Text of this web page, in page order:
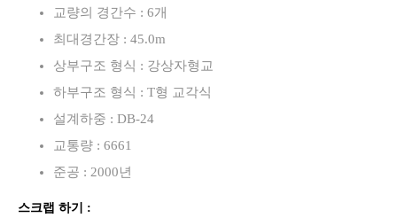
교량의 경간수 : 6개
최대경간장 : 45.0m
상부구조 형식 : 강상자형교
하부구조 형식 : T형 교각식
설계하중 : DB-24
교통량 : 6661
준공 : 2000년
스크랩 하기 :